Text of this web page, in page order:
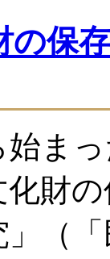
の保
ま
財
（